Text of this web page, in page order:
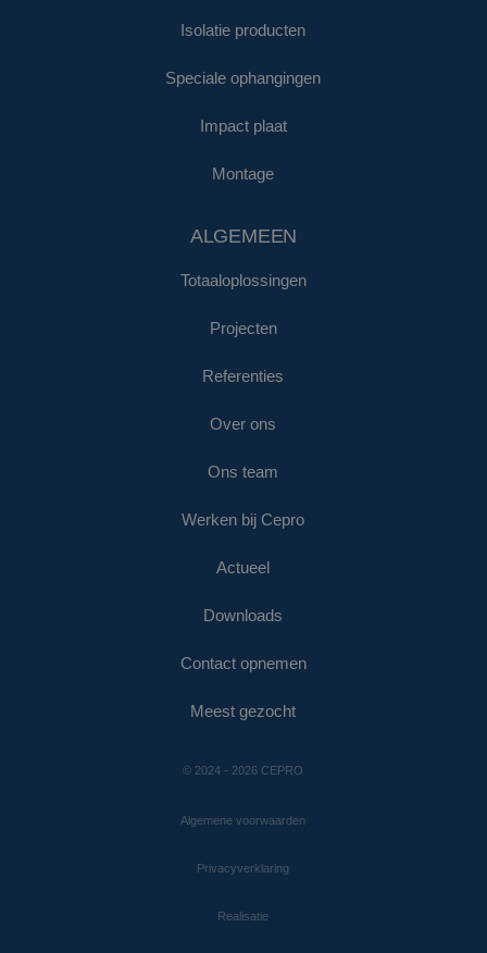
Isolatie producten
Speciale ophangingen
Impact plaat
Montage
ALGEMEEN
Totaaloplossingen
Projecten
Referenties
Over ons
Ons team
Werken bij Cepro
Actueel
Downloads
Contact opnemen
Meest gezocht
© 2024 - 2026 CEPRO
Algemene voorwaarden
Privacyverklaring
Realisatie